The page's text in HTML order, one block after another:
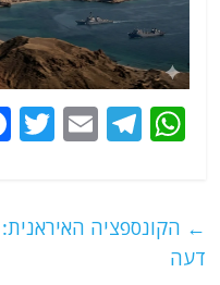
W
s
T
g
E
l
T
← הקונספציה האיראנית:
דעה